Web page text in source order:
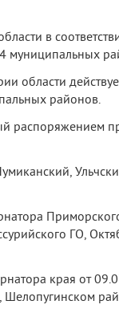
в
муниципальных
области
районов.
распоряжением
ГО,
края от